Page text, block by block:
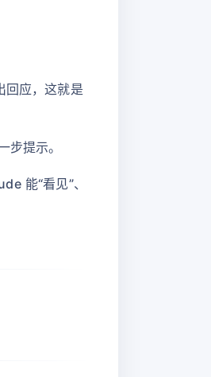
回应，这就是
提示。
能“看见”、